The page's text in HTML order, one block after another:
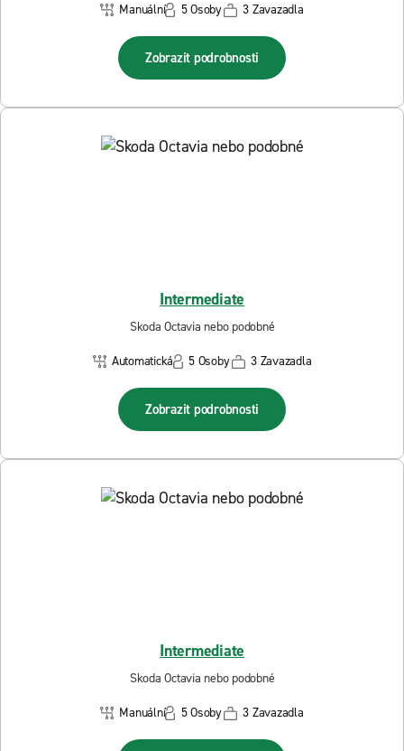
Manuální
5 Osoby 3 Zavazadla
Zobrazit podrobnosti
Intermediate
Skoda Octavia nebo podobné
Automatická
5 Osoby 3 Zavazadla
Zobrazit podrobnosti
Intermediate
Skoda Octavia nebo podobné
Manuální
5 Osoby 3 Zavazadla